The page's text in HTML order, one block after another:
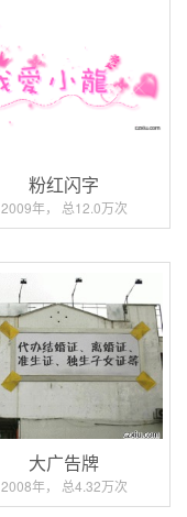
粉红闪字
2009年， 总12.0万次
大广告牌
2008年， 总4.32万次